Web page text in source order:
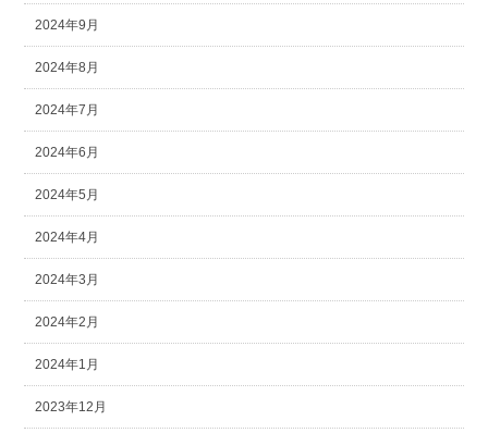
2024年9月
2024年8月
2024年7月
2024年6月
2024年5月
2024年4月
2024年3月
2024年2月
2024年1月
2023年12月